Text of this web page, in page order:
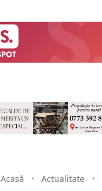
Acasă • Actualitate •